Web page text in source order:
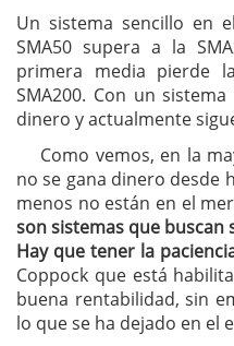
Un sistema sencillo en
SMA50 supera a la
primera media pierde
SMA200. Con un
dinero y actualmente
Como vemos, en la
no se gana dinero desde
menos no están en el
son sistemas que buscan
Hay que tener la
Coppock que está
buena rentabilidad, sin
lo que se ha dejado en el